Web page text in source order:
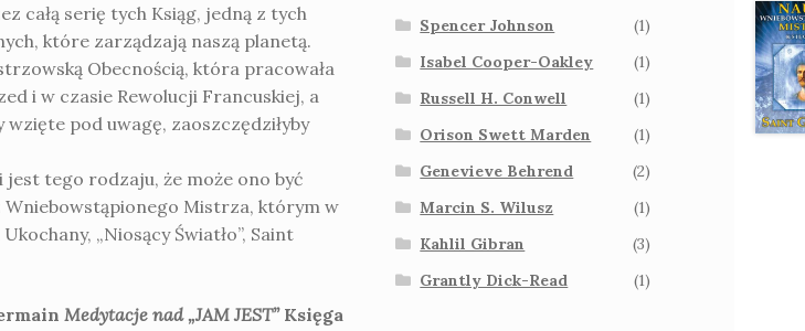
całą serię tych Ksiąg, jedną z tych
które zarządzają naszą planetą.
Obecnością, która pracowała
i w czasie Rewolucji Francuskiej, a
pod uwagę, zaoszczędziłyby
tego rodzaju, że może ono być
Mistrza, którym w
„Niosący Światło”, Saint
Medytacje nad „JAM JEST”Księga
Spencer Johnson
(1)
Isabel Cooper-Oakley
(1)
Russell H. Conwell
(1)
Orison Swett Marden
(1)
Genevieve Behrend
(2)
Marcin S. Wilusz
(1)
Kahlil Gibran
(3)
Grantly Dick-Read
(1)